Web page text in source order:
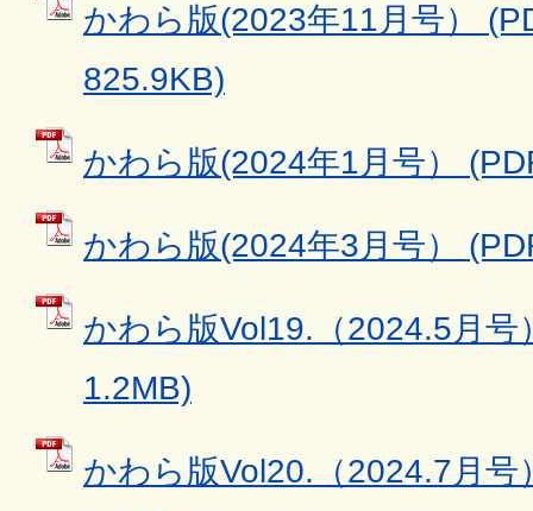
かわら版(2023年11月号）
825.9KB)
かわら版(2024年1月号）
かわら版(2024年3月号）
かわら版Vol19.（2024.5月号
1.2MB)
かわら版Vol20.（2024.7月号